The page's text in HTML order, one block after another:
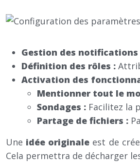
Gestion des notifications
Définition des rôles :
Activation des
Mentionner tout le
Sondages : Facilitez la
Partage de fichiers :
Une idée originale est de
Cela permettra de décharger